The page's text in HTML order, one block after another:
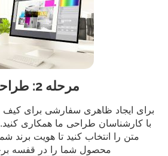
مرحله 2: طراحی
با کارشناسان طراحی ما همکاری
متن را انتخاب کنید تا هویت برند
محصول شما را در قفسه